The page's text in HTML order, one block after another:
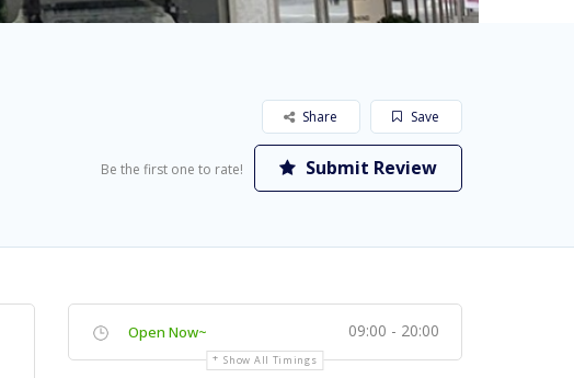
Save
Share
Be the first one to rate! Submit Review
Open Now~ 09:00 - 20:00
Show All Timings